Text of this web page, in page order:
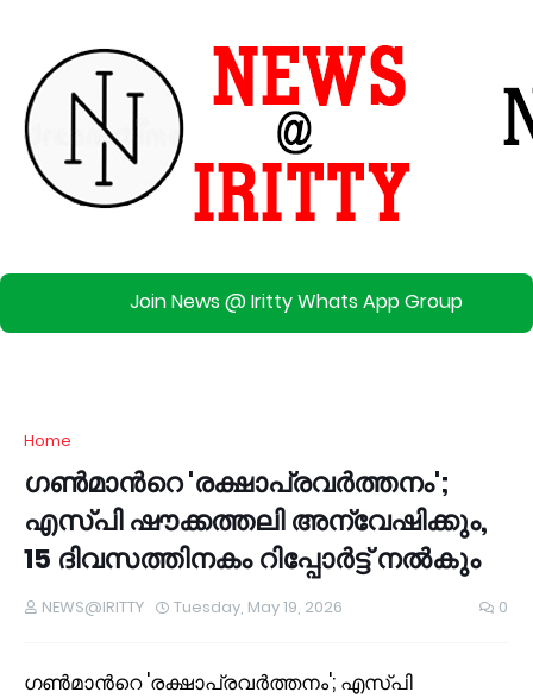
Join News @ Iritty Whats App Group
Home
ഗൺമാന്‍റെ 'രക്ഷാപ്രവർത്തനം';
എസ്പി ഷൗക്കത്തലി അന്വേഷിക്കും,
15 ദിവസത്തിനകം റിപ്പോർട്ട് നൽകും
NEWS@IRITTY Tuesday, May 19, 2026 0
ഗൺമാന്‍റെ 'രക്ഷാപ്രവർത്തനം'; എസ്പി